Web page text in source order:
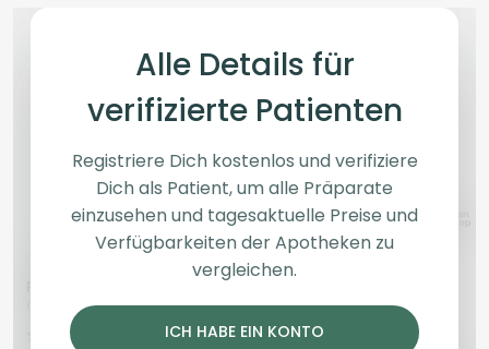
Alle Details für
verifizierte Patienten
Registriere Dich kostenlos und verifiziere
Dich als Patient, um alle Präparate
einzusehen und tagesaktuelle Preise und
Verfügbarkeiten der Apotheken zu
vergleichen.
ICH HABE EIN KONTO
Blüten
Cosmic Cream
4,5
Hybrid
Meringue
0(0)